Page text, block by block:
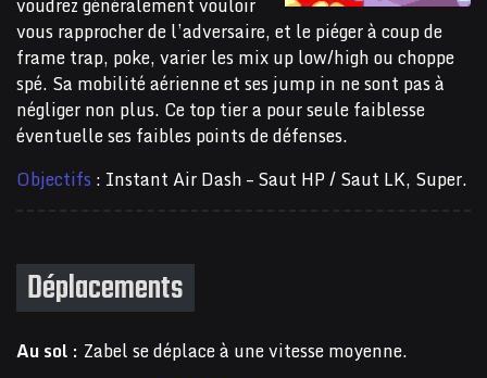
vous rapprocher de l’adversaire, et le piéger à coup de
frame trap, poke, varier les mix up low/high ou choppe
spé. Sa mobilité aérienne et ses jump in ne sont pas à
négliger non plus. Ce top tier a pour seule faiblesse
éventuelle ses faibles points de défenses.
Objectifs : Instant Air Dash – Saut HP / Saut LK, Super.
Déplacements
Au sol : Zabel se déplace à une vitesse moyenne.